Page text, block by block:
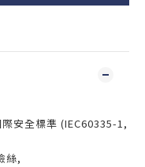
安全標準 (IEC60335-1,
絲,